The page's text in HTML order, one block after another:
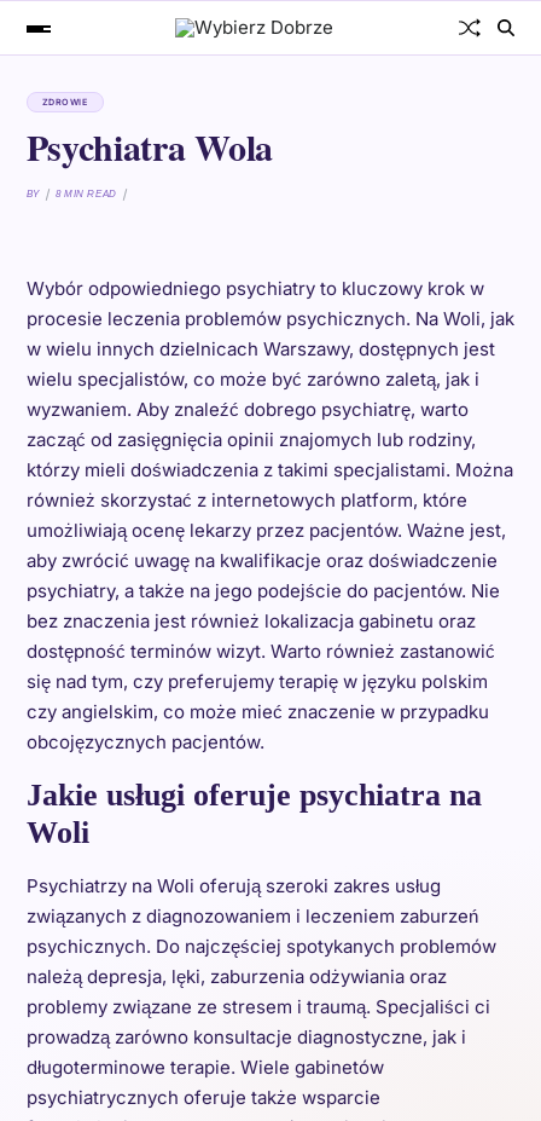
ZDROWIE
Psychiatra Wola
BY 8 MIN READ
Wybór odpowiedniego psychiatry to kluczowy krok w
procesie leczenia problemów psychicznych. Na Woli, jak
w wielu innych dzielnicach Warszawy, dostępnych jest
wielu specjalistów, co może być zarówno zaletą, jak i
wyzwaniem. Aby znaleźć dobrego psychiatrę, warto
zacząć od zasięgnięcia opinii znajomych lub rodziny,
którzy mieli doświadczenia z takimi specjalistami. Można
również skorzystać z internetowych platform, które
umożliwiają ocenę lekarzy przez pacjentów. Ważne jest,
aby zwrócić uwagę na kwalifikacje oraz doświadczenie
psychiatry, a także na jego podejście do pacjentów. Nie
bez znaczenia jest również lokalizacja gabinetu oraz
dostępność terminów wizyt. Warto również zastanowić
się nad tym, czy preferujemy terapię w języku polskim
czy angielskim, co może mieć znaczenie w przypadku
obcojęzycznych pacjentów.
Jakie usługi oferuje psychiatra na
Woli
Psychiatrzy na Woli oferują szeroki zakres usług
związanych z diagnozowaniem i leczeniem zaburzeń
psychicznych. Do najczęściej spotykanych problemów
należą depresja, lęki, zaburzenia odżywiania oraz
problemy związane ze stresem i traumą. Specjaliści ci
prowadzą zarówno konsultacje diagnostyczne, jak i
długoterminowe terapie. Wiele gabinetów
psychiatrycznych oferuje także wsparcie